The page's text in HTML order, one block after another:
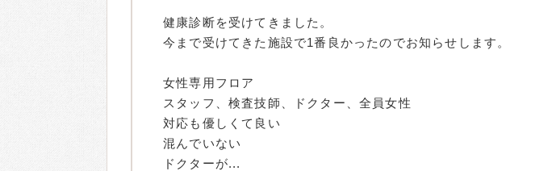
健康診断を受けてきました。
今まで受けてきた施設で1番良かったのでお知らせします。
女性専用フロア
スタッフ、検査技師、ドクター、全員女性
対応も優しくて良い
混んでいない
ドクターが...